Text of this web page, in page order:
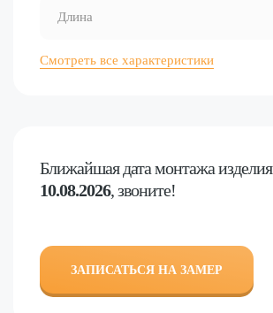
Ближайшая датамонтажа изделия
10.08.2026, звоните!
ЗАПИСАТЬСЯ НА ЗАМЕР
Смотреть все характеристики